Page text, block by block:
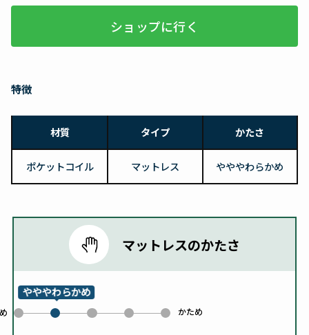
ショップに行く
特徴
材質 タイプ かたさ
ポケットコイル マットレス やややわらかめ
マットレスのかたさ
0
1
やややわらかめ
2 3 かため
4